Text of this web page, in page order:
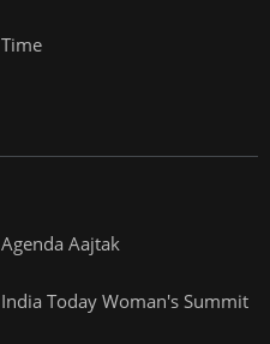
Time
Agenda Aajtak
India Today Woman's Summit